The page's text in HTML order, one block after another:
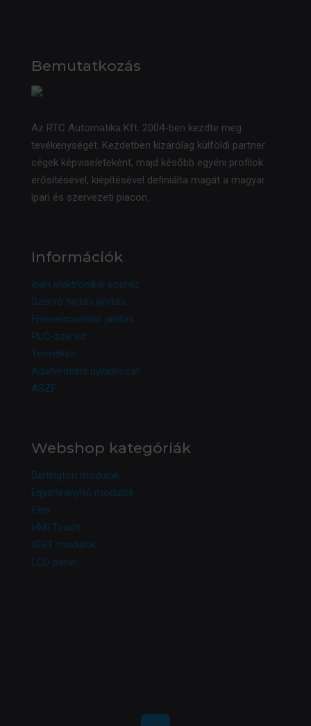
Bemutatkozás
Az RTC Automatika Kft. 2004-ben kezdte meg
tevékenységét. Kezdetben kizárólag külföldi partner
cégek képviseleteként, majd később egyéni profilok
erősítésével, kiépítésével definiálta magát a magyar
ipari és szervezeti piacon.
Információk
Ipari elektronikai szerviz
Szervo hajtás javítás
Frekvenciaváltó javítás
PLC-szerviz
Termékek
Adatvédelmi nyilatkozat
ÁSZF
Webshop kategóriák
Darlington modulok
Egyenirányító modulok
Film
HMI Touch
IGBT modulok
LCD panel